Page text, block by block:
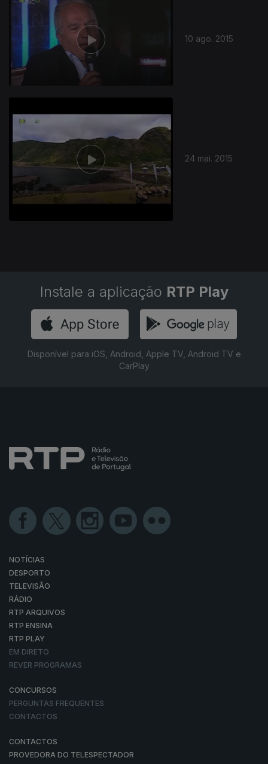
10 ago. 2015
24 mai. 2015
Instale a aplicação RTP Play
Disponível para iOS, Android, Apple TV, Android TV e
CarPlay
NOTÍCIAS
DESPORTO
TELEVISÃO
RÁDIO
RTP ARQUIVOS
RTP ENSINA
RTP PLAY
EM DIRETO
REVER PROGRAMAS
CONCURSOS
PERGUNTAS FREQUENTES
CONTACTOS
CONTACTOS
PROVEDORA DO TELESPECTADOR